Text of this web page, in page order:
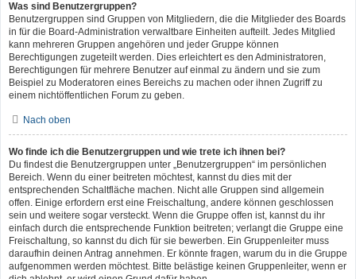
Was sind Benutzergruppen?
Benutzergruppen sind Gruppen von Mitgliedern, die die Mitglieder des Boards
in für die Board-Administration verwaltbare Einheiten aufteilt. Jedes Mitglied
kann mehreren Gruppen angehören und jeder Gruppe können
Berechtigungen zugeteilt werden. Dies erleichtert es den Administratoren,
Berechtigungen für mehrere Benutzer auf einmal zu ändern und sie zum
Beispiel zu Moderatoren eines Bereichs zu machen oder ihnen Zugriff zu
einem nichtöffentlichen Forum zu geben.
Nach oben
Wo finde ich die Benutzergruppen und wie trete ich ihnen bei?
Du findest die Benutzergruppen unter „Benutzergruppen“ im persönlichen
Bereich. Wenn du einer beitreten möchtest, kannst du dies mit der
entsprechenden Schaltfläche machen. Nicht alle Gruppen sind allgemein
offen. Einige erfordern erst eine Freischaltung, andere können geschlossen
sein und weitere sogar versteckt. Wenn die Gruppe offen ist, kannst du ihr
einfach durch die entsprechende Funktion beitreten; verlangt die Gruppe eine
Freischaltung, so kannst du dich für sie bewerben. Ein Gruppenleiter muss
daraufhin deinen Antrag annehmen. Er könnte fragen, warum du in die Gruppe
aufgenommen werden möchtest. Bitte belästige keinen Gruppenleiter, wenn er